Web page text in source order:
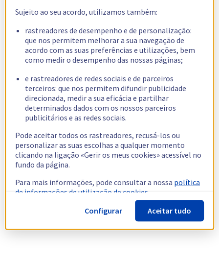
Sujeito ao seu acordo, utilizamos também:
rastreadores de desempenho e de personalização:
que nos permitem melhorar a sua navegação de
acordo com as suas preferências e utilizações, bem
como medir o desempenho das nossas páginas;
e rastreadores de redes sociais e de parceiros
terceiros: que nos permitem difundir publicidade
direcionada, medir a sua eficácia e partilhar
determinados dados com os nossos parceiros
publicitários e as redes sociais.
Pode aceitar todos os rastreadores, recusá-los ou
personalizar as suas escolhas a qualquer momento
clicando na ligação «Gerir os meus cookies» acessível no
fundo da página.
Para mais informações, pode consultar a nossa política
de informações de utilização de cookies.
Configurar
Aceitar tudo